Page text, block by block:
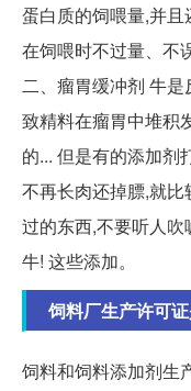
蛋白质的饲喂量,并
在饲喂时不过量、不
二、瘤胃缓冲剂 牛
致精料在瘤胃中堆积
的... 但是有的添加剂
不再长肉还掉膘,就
过的东西,不要听人
牛! 这些添加。
饲料厂生产许可
饲料和饲料添加剂生